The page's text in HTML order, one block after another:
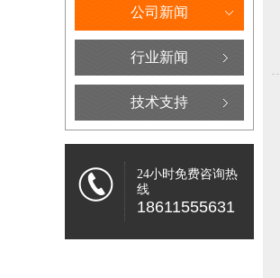
公司新闻
行业新闻
技术支持
24小时免费咨询热
线
18611555631